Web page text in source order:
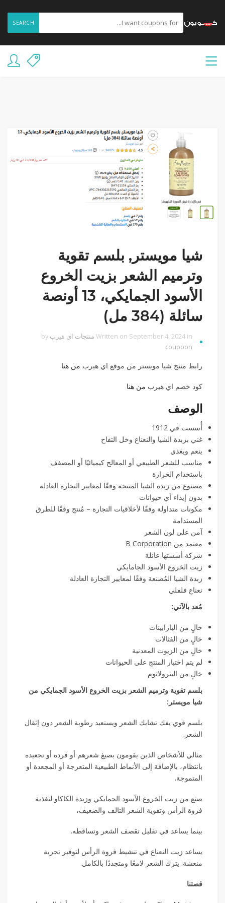
SEARCH
شيا مويستر‏, بلسم تقوية
وترميم الشعر بزيت الخروع
الأسود الجمايكي، 13 أونصة
سائلة (384 مل)
Written on September 4, 2024 in منتجات اي هيرب
coupoon
رابط منتج شيا مويستر‏ من موقع اي هيرب من هنا
كود خصم اي هيرب من هنا
الوصف
أُسست في 1912
غني بزبدة الشيا والنعناع وخل التفاح
ينعم ويغذي
مناسب للشعر الطبيعي أو المعالج كيميائيًا أو المصفف
باستخدام الحرارة
مصنوع من زبدة الشيا المنتجة وفقًا لمعايير التجارة العادلة
بدون إيذاء أي حيوانات
مكونات متداولة وفقًا لأخلاقيات التجارة – مُنتج وفقًا للطرق
المستدامة
آمن على لون الشعر
معتمد من B Corporation
شركة أسستها عائلة
زيت الخروع الأسود الجامايكي
زبدة الشيا المُصنعة وفقًا لمعايير التجارة العادلة
نعناع فلفلي
مُعد بالآتي:
خالٍ من البارابينات
خالٍ من الفثالات
خالٍ من الزيوت المعدنية
لم يتم اختبار المنتج على الحيوانات
خالٍ من البترولاتوم
بلسم تقوية وترميم الشعر بزيت الخروع الأسود الجمايكي من
شيا مويستر:
بلسم قوي يفك تشابك الشعر ويستعيد رطوبة الشعر دون إثقال
الشعر.
مثالي للأشخاص الذين يقومون بصبغ شعرهم أو فرده أو تجعيده
بانتظام، بالإضافة إلى الأنماط الطبيعية المتعرجة أو المجعدة أو
المتموجة.
صنع من زيت الخروع الأسود الجمايكي وزبدة الكاكاو لتغذية
فروة الرأس وتقوية الشعر التالف والضعيف،
بينما يساعد في تقليل تقصف الشعر وتساقطه.
يساعد زيت النعناع في تنشيط فروة الرأس لتوفير تجربة
منعشة. يترك الشعر لامعًا ومتجددًا بالكامل.
قصتنا